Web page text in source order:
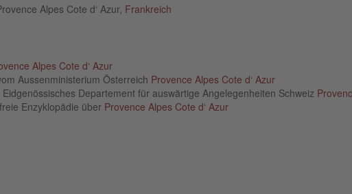
Alpes Cote d‘ Azur, Frankreich
Alpes Cote d‘ Azur
Aussenministerium Österreich Provence Alpes Cote d‘ Azur
Departement für auswärtige Angelegenheiten Schweiz
Enzyklopädie über Provence Alpes Cote d‘ Azur